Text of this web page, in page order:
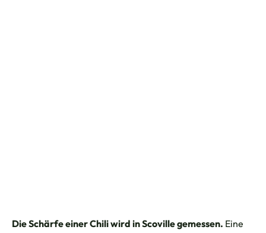
Die Schärfe einer Chili wird in Scoville gemessen. Eine